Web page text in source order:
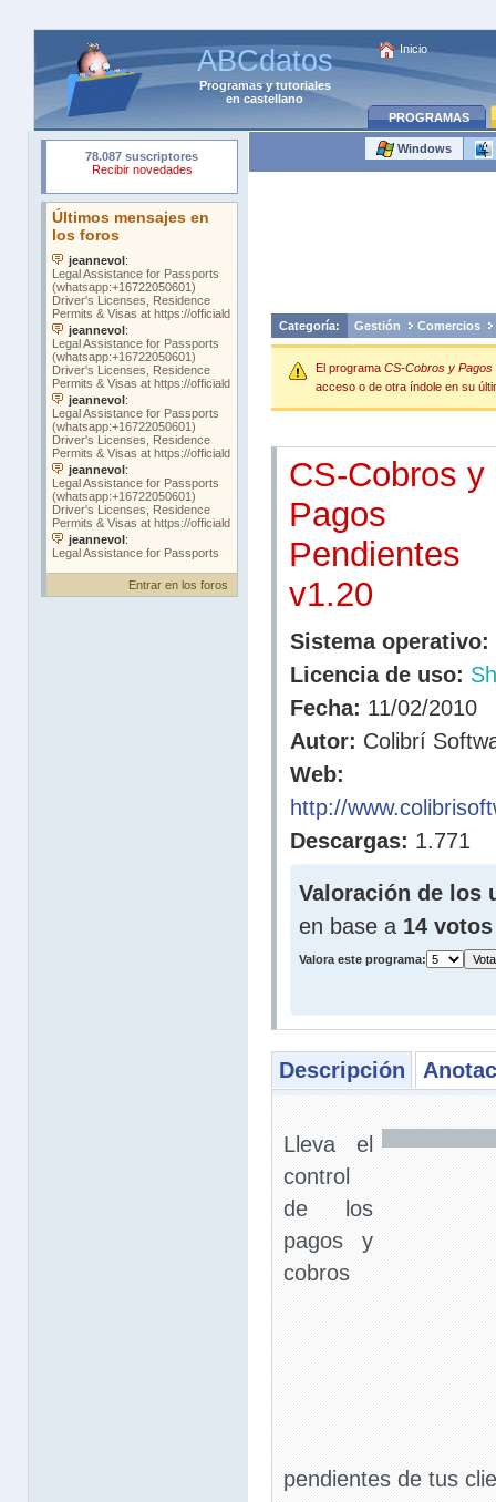
ABCdatos
Programasytutoriales
en castellano
Inicio
PROGRAMAS
Entrar en los foros
Windows
Categoría: Gestión Comercios
El programa CS-Cobros y Pagos
acceso o de otra índole en su
CS-Cobros y
Pagos
Pendientes
v1.20
Sistema operativo:
Licencia de uso:
Fecha: 11/02/2010
Autor: Colibrí
Web:
http://
Descargas: 1.771
Valoración de los
en base a 14 votos
Valora este programa:
Descripción
Lleva el
control
de los
pagos y
cobros
pendientes de tus